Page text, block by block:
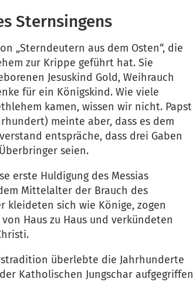
Sternsingens
„Sterndeutern aus dem Osten“, die
zur Krippe geführt hat. Sie
Jesuskind Gold, Weihrauch
für ein Königskind. Wie viele
kamen, wissen wir nicht. Papst
meinte aber, dass es dem
entspräche, dass drei Gaben
seien.
erste Huldigung des Messias
Mittelalter der Brauch des
kleideten sich wie Könige, zogen
Haus zu Haus und verkündeten
überlebte die Jahrhunderte
Katholischen Jungschar aufgegriffen